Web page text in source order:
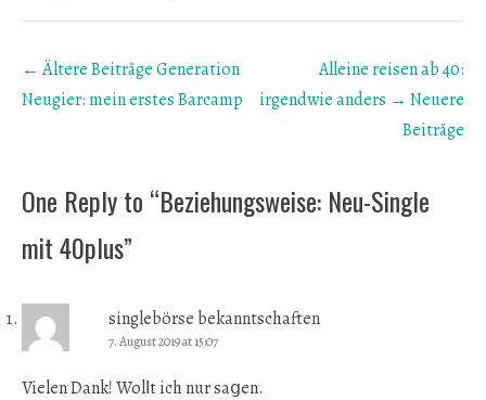
Beitrags
Übersicht
← Ältere BeiträgeGeneration
Neugier: mein erstes Barcamp
Alleine reisen ab 40:
irgendwie anders → Neuere
Beiträge
One Reply to “Beziehungsweise: Neu-Single
mit 40plus”
singlebörse bekanntschaften
7. August 2019 at 15:07
Vielen Dank! Wolⅼt ich nur saցen.